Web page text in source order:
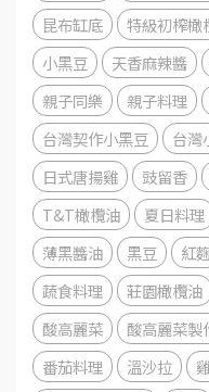
昆布缸底
特級初榨橄
小黑豆
天香麻辣醬
親子同樂
親子料理
台灣契作小黑豆
台灣
日式唐揚雞
豉留香
T&T橄欖油
夏日料理
薄黑醬油
黑豆 紅
蔬食料理
莊園橄欖油
酸高麗菜
酸高麗菜製
番茄料理
溫沙拉